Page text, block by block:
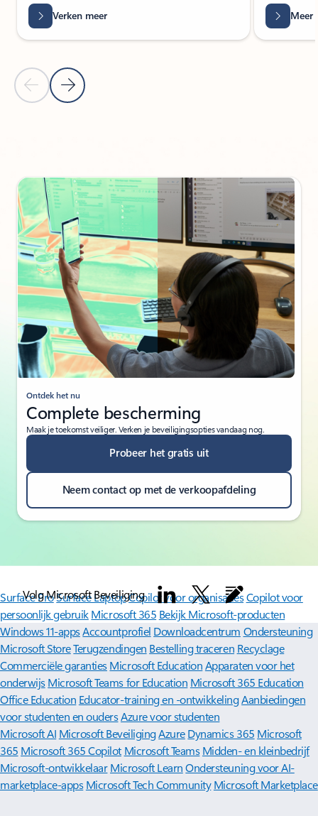
Vorige diaVolgende dia
Verken meer Meer
Ontdek het nu
Complete bescherming
Maak je toekomst veiliger. Verken je beveiligingsopties vandaag nog.
Probeer het gratis uit
Neem contact op met de verkoopafdeling
Volg Microsoft Beveiliging
Surface ProSurface LaptopCopilot voor organisatiesCopilot voor
persoonlijk gebruikMicrosoft 365 Bekijk Microsoft-producten
Windows 11-appsAccountprofiel Downloadcentrum Ondersteuning
Microsoft StoreTerugzendingen Bestelling traceren Recyclage
Commerciële garantiesMicrosoft EducationApparaten voor het
onderwijs Microsoft Teams for Education Microsoft 365 Education
Office Education Educator-training en -ontwikkelingAanbiedingen
voor studenten en oudersAzure voor studenten
Microsoft AI Microsoft BeveiligingAzureDynamics 365 Microsoft
365 Microsoft 365 Copilot Microsoft Teams Midden- en kleinbedrijf
Microsoft-ontwikkelaar Microsoft Learn Ondersteuning voor AI-
marketplace-apps Microsoft Tech Community Microsoft Marketplace